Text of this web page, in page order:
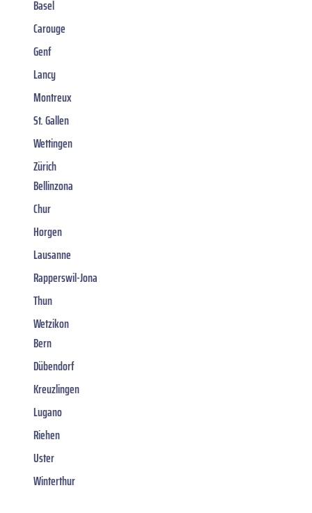
Basel
Carouge
Genf
Lancy
Montreux
St. Gallen
Wettingen
Zürich
Bellinzona
Chur
Horgen
Lausanne
Rapperswil-Jona
Thun
Wetzikon
Bern
Dübendorf
Kreuzlingen
Lugano
Riehen
Uster
Winterthur